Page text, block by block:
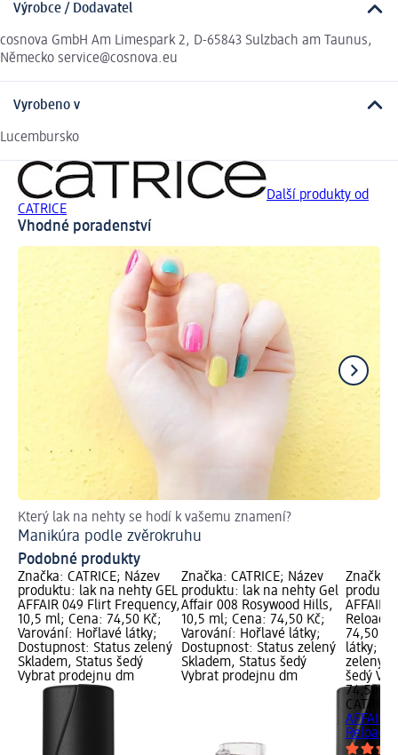
Výrobce / Dodavatel
cosnova GmbH Am Limespark 2, D-65843 Sulzbach am Taunus,
Německo service@cosnova.eu
Vyrobeno v
Lucembursko
Další produkty od
CATRICE
Vhodné poradenství
Který lak na nehty se hodí k vašemu znamení?
Manikúra podle zvěrokruhu
Podobné produkty
Značka: CATRICE; Název
produktu: lak na nehty GEL
AFFAIR 049 Flirt Frequency,
10,5 ml; Cena: 74,50 Kč;
Varování: Hořlavé látky;
Dostupnost: Status zelený
Skladem, Status šedý
Vybrat prodejnu dm
Značka: CATRICE; Název
produktu: lak na nehty Gel
Affair 008 Rosywood Hills,
10,5 ml; Cena: 74,50 Kč;
Varování: Hořlavé látky;
Dostupnost: Status zelený
Skladem, Status šedý
Vybrat prodejnu dm
Značka:
AFFAIR
74,50
látky;
zelený
šedý
74,50 Kč
CATRICE
AFFAIR